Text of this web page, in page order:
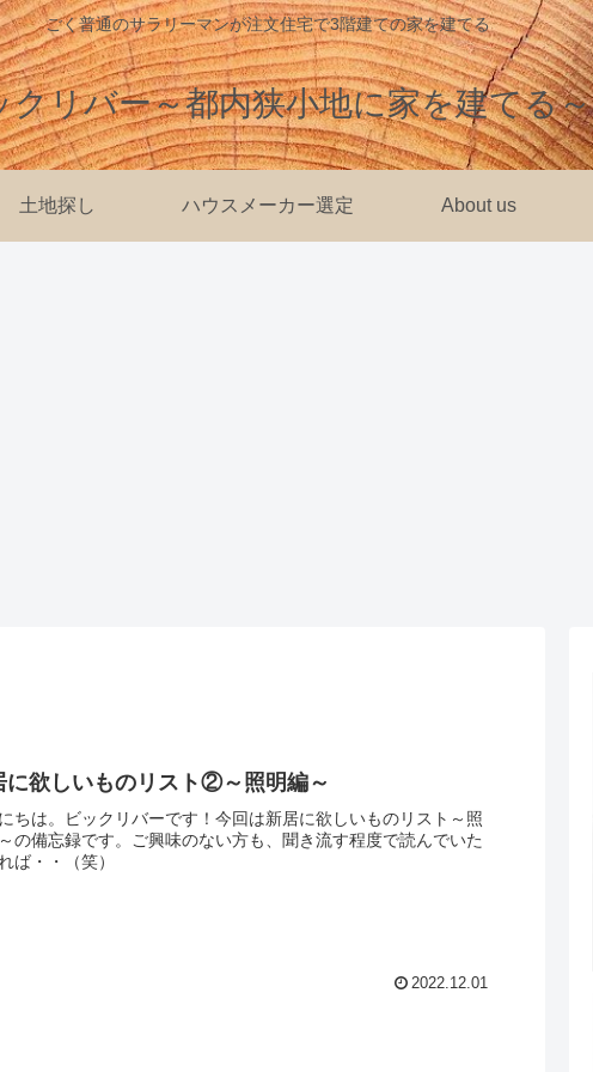
ごく普通のサラリーマンが注文住宅で3階建ての家を建てる
クリバー～都内狭小地に家を建てる～
土地探し ハウスメーカー選定 About us
に欲しいものリスト②～照明編～
ちは。ビックリバーです！今回は新居に欲しいものリスト～照
の備忘録です。ご興味のない方も、聞き流す程度で読んでいた
ば・・（笑）
2022.12.01